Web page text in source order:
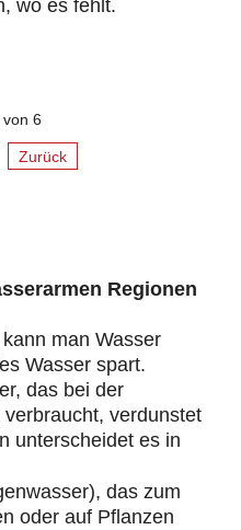
wo es fehlt.
6
Zurück
Regionen
man Wasser
Wasser spart.
das bei der
verdunstet
unterscheidet es in
das zum
oder auf Pflanzen